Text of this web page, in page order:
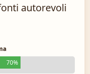
autorevoli
70%